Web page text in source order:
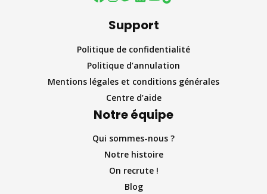
Support
Politique de confidentialité
Politique d’annulation
Mentions légales et conditions générales
Centre d’aide
Notre équipe
Qui sommes-nous ?
Notre histoire
On recrute !
Blog